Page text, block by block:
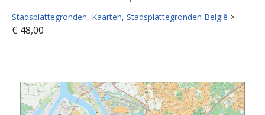
Stadsplattegronden Kaarten Stadsplattegronden België >
€ 48,00